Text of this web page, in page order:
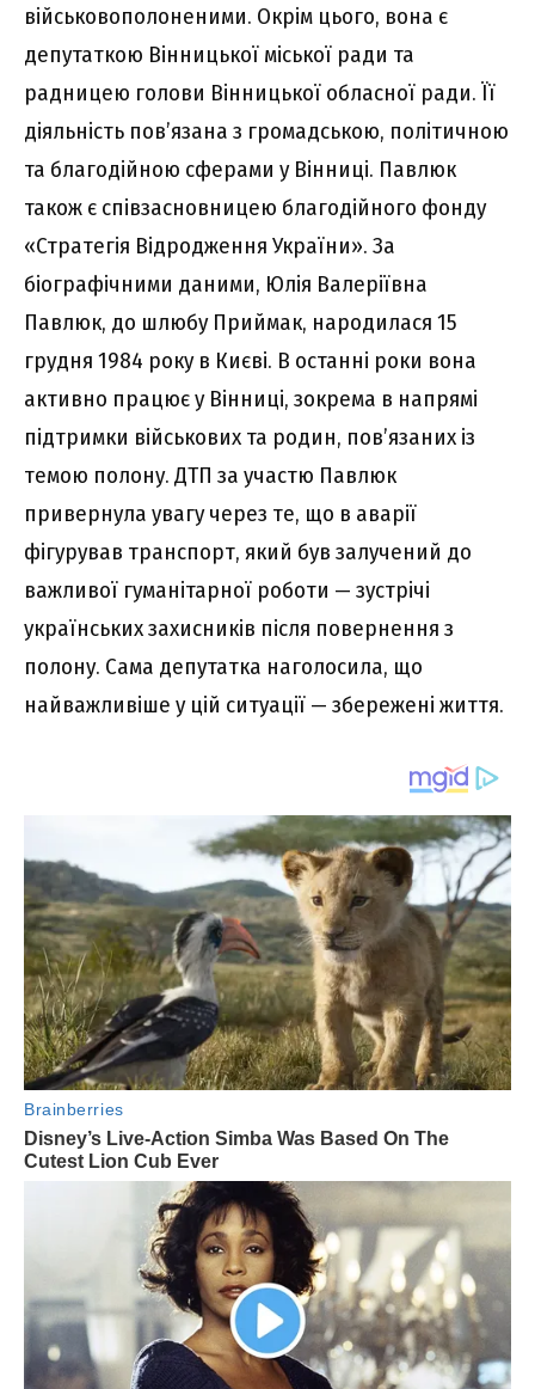
військовополоненими. Окрім цього, вона є
депутаткою Вінницької міської ради та
радницею голови Вінницької обласної ради. Її
діяльність пов’язана з громадською, політичною
та благодійною сферами у Вінниці. Павлюк
також є співзасновницею благодійного фонду
«Стратегія Відродження України». За
біографічними даними, Юлія Валеріївна
Павлюк, до шлюбу Приймак, народилася 15
грудня 1984 року в Києві. В останні роки вона
активно працює у Вінниці, зокрема в напрямі
підтримки військових та родин, пов’язаних із
темою полону. ДТП за участю Павлюк
привернула увагу через те, що в аварії
фігурував транспорт, який був залучений до
важливої гуманітарної роботи — зустрічі
українських захисників після повернення з
полону. Сама депутатка наголосила, що
найважливіше у цій ситуації — збережені життя.